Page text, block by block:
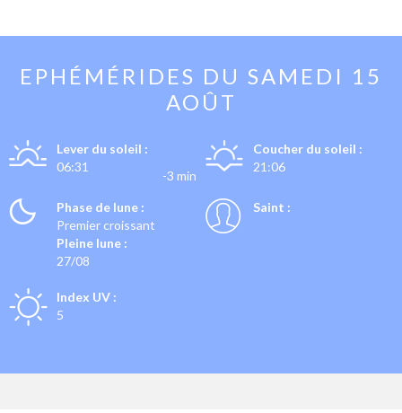
EPHÉMÉRIDES DU SAMEDI 15
AOÛT
Lever du soleil :
06:31
-3 min
Coucher du soleil :
21:06
Phase de lune :
Premier croissant
Pleine lune :
27/08
Saint :
Index UV :
5